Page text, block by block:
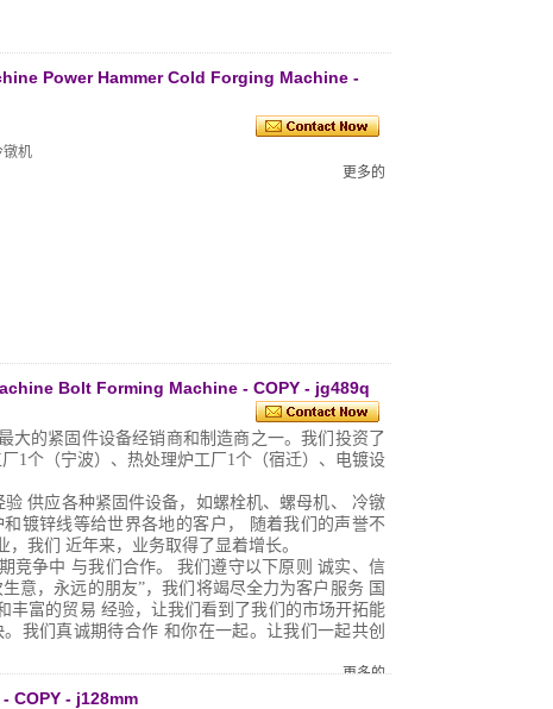
千克 43,000 85,000
毫米 8 10
100
件/分钟 120-200 95-160
毫米 15
毫米 136 140
千瓦 15 22
毫米 30*45L
毫米 40*90L 45*115L
毫米 50*110L 60*120L
毫米 60 80
公斤 11,000 17,000
毫米 10-75 15-75
Power Hammer Cold Forging Machine -
镦机
更多的
Bolt Forming Machine - COPY - jg489q
大的紧固件设备经销商和制造商之一。我们投资了
1个（宁波）、热处理炉工厂1个（宿迁）、电镀设
验 供应各种紧固件设备，如螺栓机、螺母机、
冷镦
和镀锌线等给世界各地的客户，
随着我们的声誉不
，我们 近年来，业务取得了显着增长。
竞争中 与我们合作。 我们遵守以下原则 诚实、信
意，永远的朋友”，我们将竭尽全力为客户服务 国
丰富的贸易 经验，让我们看到了我们的市场开拓能
我们真诚期待合作 和你在一起。让我们一起共创
更多的
COPY - j128mm